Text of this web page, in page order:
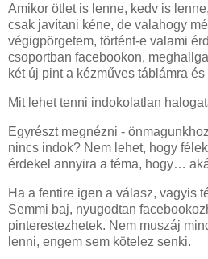
Amikor ötlet is lenne, kedv is
csak javítani kéne, de valahogy
végigpörgetem, történt-e valami
csoportban facebookon,
két új pint a kézműves táblámra
Mit lehet tenni indokolatlan
Egyrészt megnézni -
nincs indok? Nem lehet, hogy
érdekel annyira a téma, hogy…
Ha a fentire igen a válasz, vagyis
Semmi baj, nyugodtan
pinterestezhetek. Nem muszáj
lenni, engem sem kötelez senki.